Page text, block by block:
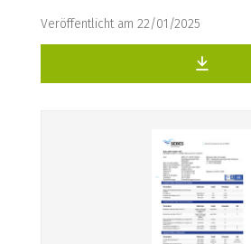
Veröffentlicht am 22/01/2025